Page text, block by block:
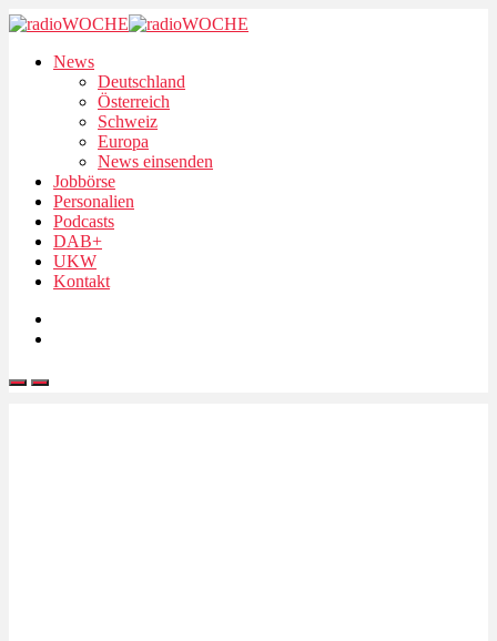
News
Deutschland
Österreich
Schweiz
Europa
News einsenden
Jobbörse
Personalien
Podcasts
DAB+
UKW
Kontakt